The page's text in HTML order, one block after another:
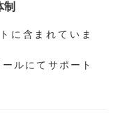
に含まれていま
ルにてサポート